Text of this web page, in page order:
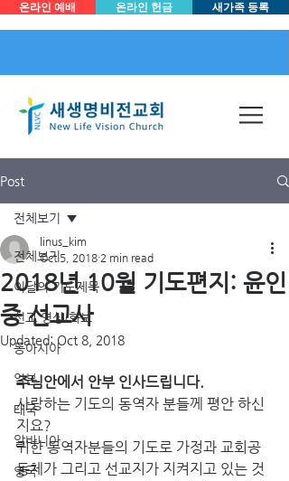
온라인 예배 온라인 헌금 새가족 등록
Post
전체보기
이달의 기도제목
선교 영상/화보
동아시아
일본
태국
알바니아
영국
전체보기
2018년 10월 기도편지: 윤인
중 선교사
linus_kim
Oct 5, 2018 2 min read
Updated: Oct 8, 2018
주님안에서 안부 인사드립니다.
사랑하는 기도의 동역자 분들께 평안 하신
지요?
귀한 동역자분들의 기도로 가정과 교회공
동체가 그리고 선교지가 지켜지고 있는 것